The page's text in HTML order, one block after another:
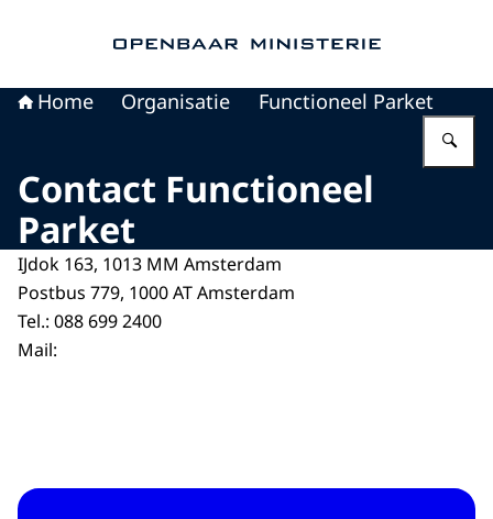
Home Organisatie Functioneel Parket
Contact Functioneel
Parket
IJdok 163, 1013 MM Amsterdam
Postbus 779, 1000 AT Amsterdam
Tel.: 088 699 2400
Mail: